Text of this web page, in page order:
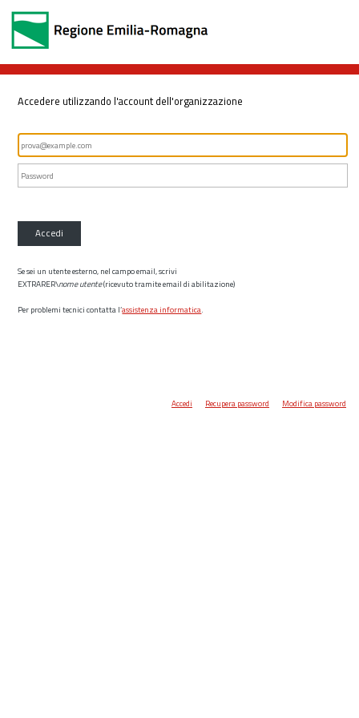
Accedere utilizzando l'account dell'organizzazione
Accedi
Se sei un utente esterno, nel campo email, scrivi
EXTRARER\nome utente(ricevuto tramite email di abilitazione)
Per problemi tecnici contatta l’assistenza informatica.
Accedi Recupera password Modifica password